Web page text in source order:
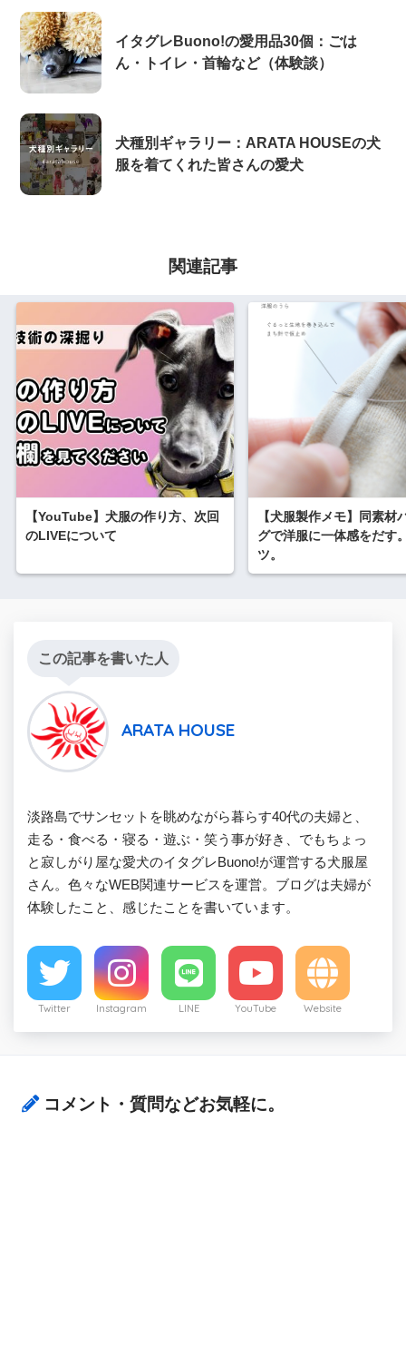
イタグレBuono!の愛用品30個：ごは
ん・トイレ・首輪など（体験談）
犬種別ギャラリー：ARATA HOUSEの犬
服を着てくれた皆さんの愛犬
関連記事
【YouTube】犬服の作り方、次回
のLIVEについて
【犬服製作メモ】同素材
グで洋服に一体感をだす
ツ。
この記事を書いた人
ARATA HOUSE
淡路島でサンセットを眺めながら暮らす40代の夫婦と、
走る・食べる・寝る・遊ぶ・笑う事が好き、でもちょっ
と寂しがり屋な愛犬のイタグレBuono!が運営する犬服屋
さん。色々なWEB関連サービスを運営。ブログは夫婦が
体験したこと、感じたことを書いています。
Twitter Instagram LINE YouTube Website
コメント・質問などお気軽に。